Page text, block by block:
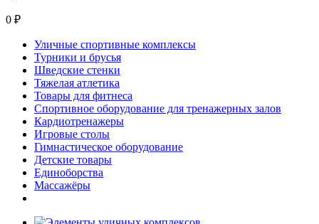
0 ₽
Уличные спортивные комплексы
Турники и брусья
Шведские стенки
Тяжелая атлетика
Товары для фитнеса
Спортивное оборудование для тренажерных залов
Кардиотренажеры
Игровые столы
Гимнастическое оборудование
Детские товары
Единоборства
Массажёры